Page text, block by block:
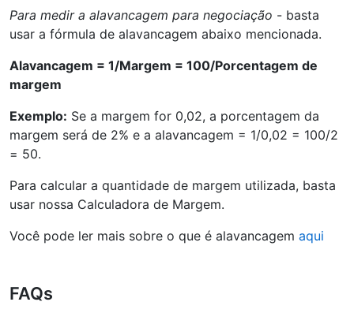
Para medir a alavancagem para negociação - basta
usar a fórmula de alavancagem abaixo mencionada.
Alavancagem = 1/Margem = 100/Porcentagem de
margem
Exemplo: Se a margem for 0,02, a porcentagem da
margem será de 2% e a alavancagem = 1/0,02 = 100/2
= 50.
Para calcular a quantidade de margem utilizada, basta
usar nossa Calculadora de Margem.
Você pode ler mais sobre o que é alavancagem aqui
FAQs